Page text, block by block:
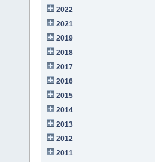
2022
2021
2019
2018
2017
2016
2015
2014
2013
2012
2011